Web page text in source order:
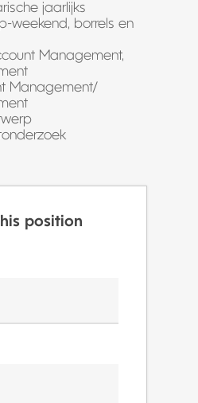
jaarlijks
weekend, borrels en
Management
Management/
position